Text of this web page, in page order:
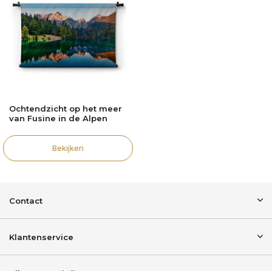
Ochtendzicht op het meer
van Fusine in de Alpen
Bekijken
Contact
Klantenservice